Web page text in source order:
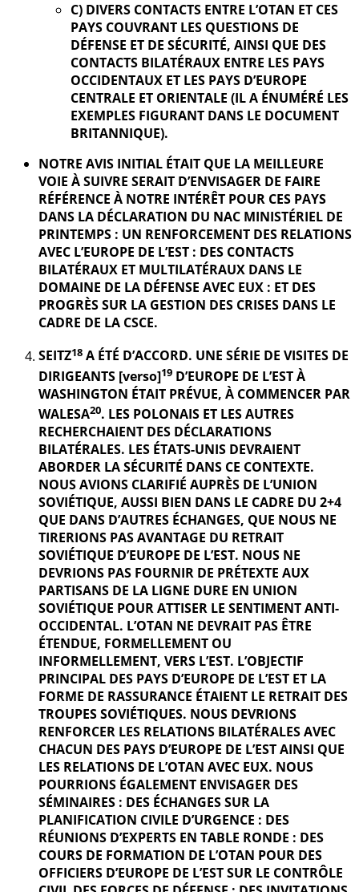
C) DIVERS CONTACTS ENTRE L’OTAN ET CES
PAYS COUVRANT LES QUESTIONS DE
DÉFENSE ET DE SÉCURITÉ, AINSI QUE DES
CONTACTS BILATÉRAUX ENTRE LES PAYS
OCCIDENTAUX ET LES PAYS D’EUROPE
CENTRALE ET ORIENTALE (IL A ÉNUMÉRÉ LES
EXEMPLES FIGURANT DANS LE DOCUMENT
BRITANNIQUE).
NOTRE AVIS INITIAL ÉTAIT QUE LA MEILLEURE
VOIE À SUIVRE SERAIT D’ENVISAGER DE FAIRE
RÉFÉRENCE À NOTRE INTÉRÊT POUR CES PAYS
DANS LA DÉCLARATION DU NAC MINISTÉRIEL DE
PRINTEMPS : UN RENFORCEMENT DES RELATIONS
AVEC L’EUROPE DE L’EST : DES CONTACTS
BILATÉRAUX ET MULTILATÉRAUX DANS LE
DOMAINE DE LA DÉFENSE AVEC EUX : ET DES
PROGRÈS SUR LA GESTION DES CRISES DANS LE
CADRE DE LA CSCE.
SEITZ18 A ÉTÉ D’ACCORD. UNE SÉRIE DE VISITES DE
DIRIGEANTS [verso]19 D’EUROPE DE L’EST À
WASHINGTON ÉTAIT PRÉVUE, À COMMENCER PAR
WALESA20. LES POLONAIS ET LES AUTRES
RECHERCHAIENT DES DÉCLARATIONS
BILATÉRALES. LES ÉTATS-UNIS DEVRAIENT
ABORDER LA SÉCURITÉ DANS CE CONTEXTE.
NOUS AVIONS CLARIFIÉ AUPRÈS DE L’UNION
SOVIÉTIQUE, AUSSI BIEN DANS LE CADRE DU 2+4
QUE DANS D’AUTRES ÉCHANGES, QUE NOUS NE
TIRERIONS PAS AVANTAGE DU RETRAIT
SOVIÉTIQUE D’EUROPE DE L’EST. NOUS NE
DEVRIONS PAS FOURNIR DE PRÉTEXTE AUX
PARTISANS DE LA LIGNE DURE EN UNION
SOVIÉTIQUE POUR ATTISER LE SENTIMENT ANTI-
OCCIDENTAL. L’OTAN NE DEVRAIT PAS ÊTRE
ÉTENDUE, FORMELLEMENT OU
INFORMELLEMENT, VERS L’EST. L’OBJECTIF
PRINCIPAL DES PAYS D’EUROPE DE L’EST ET LA
FORME DE RASSURANCE ÉTAIENT LE RETRAIT DES
TROUPES SOVIÉTIQUES. NOUS DEVRIONS
RENFORCER LES RELATIONS BILATÉRALES AVEC
CHACUN DES PAYS D’EUROPE DE L’EST AINSI QUE
LES RELATIONS DE L’OTAN AVEC EUX. NOUS
POURRIONS ÉGALEMENT ENVISAGER DES
SÉMINAIRES : DES ÉCHANGES SUR LA
PLANIFICATION CIVILE D’URGENCE : DES
RÉUNIONS D’EXPERTS EN TABLE RONDE : DES
COURS DE FORMATION DE L’OTAN POUR DES
OFFICIERS D’EUROPE DE L’EST SUR LE CONTRÔLE